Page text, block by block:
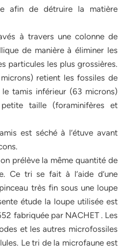
afin de détruire la matière
à travers une colonne de
de manière à éliminer les
particules les plus grossières.
retient les fossiles de
tamis inférieur (63 microns)
taille (foraminifères et
est séché à l’étuve avant
prélève la même quantité de
Ce tri se fait à l’aide d’une
très fin sous une loupe
étude la loupe utilisée est
fabriquée par NACHET . Les
et les autres microfossiles
Le tri de la microfaune est